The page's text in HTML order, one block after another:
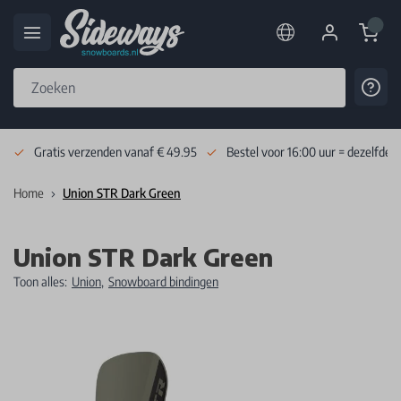
Cart
Gratis verzenden vanaf € 49.95 Bestel voor 16:00 uur = dezelfde
Home Union STR Dark Green
Union STR Dark Green
Toon alles: Union, Snowboard bindingen